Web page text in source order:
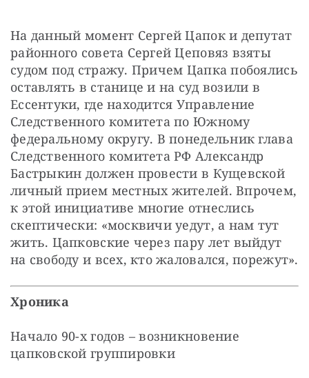
На данный момент Сергей Цапок и депутат
районного совета Сергей Цеповяз взяты
судом под стражу. Причем Цапка побоялись
оставлять в станице и на суд возили в
Ессентуки, где находится Управление
Следственного комитета по Южному
федеральному округу. В понедельник глава
Следственного комитета РФ Александр
Бастрыкин должен провести в Кущевской
личный прием местных жителей. Впрочем,
к этой инициативе многие отнеслись
скептически: «москвичи уедут, а нам тут
жить. Цапковские через пару лет выйдут
Хроника
Начало 90-х годов – возникновение
цапковской группировки